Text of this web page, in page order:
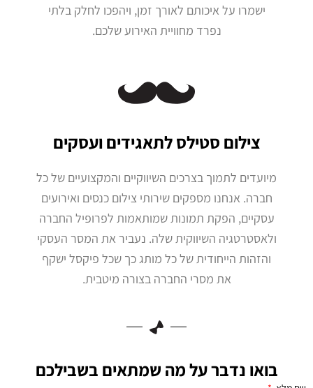
ישמרו על איכותם לאורך זמן, ויהפכו לחלק בלתי
נפרד מחוויית האירוע שלכם.
צילום סטילס לתאגידים ועסקים
מיועדים לתמוך בצרכים השיווקיים והמקצועיים של כל
חברה. אנחנו מספקים שירותי צילום כנסים ואירועים
עסקיים, הפקת תמונות שמותאמות לפרופיל החברה
ולאסטרטגיה השיווקית שלה. נעביר את המסר העסקי
והזהות הייחודית של כל מותג כך שכל פיקסל ישקף
את מסרי החברה בצורה מיטבית.
בואו נדבר על מה שמתאים בשבילכם